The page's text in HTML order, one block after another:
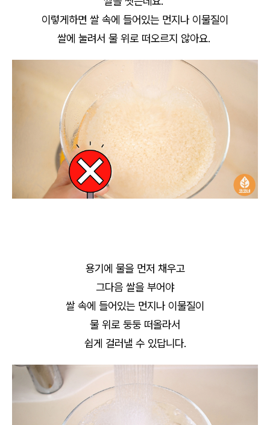
이렇게하면 쌀 속에 들어있는 먼지나 이물질이
쌀에 눌려서 물 위로 떠오르지 않아요.
용기에 물을 먼저 채우고
그다음 쌀을 부어야
쌀 속에 들어있는 먼지나 이물질이
물 위로 둥둥 떠올라서
쉽게 걸러낼 수 있답니다.